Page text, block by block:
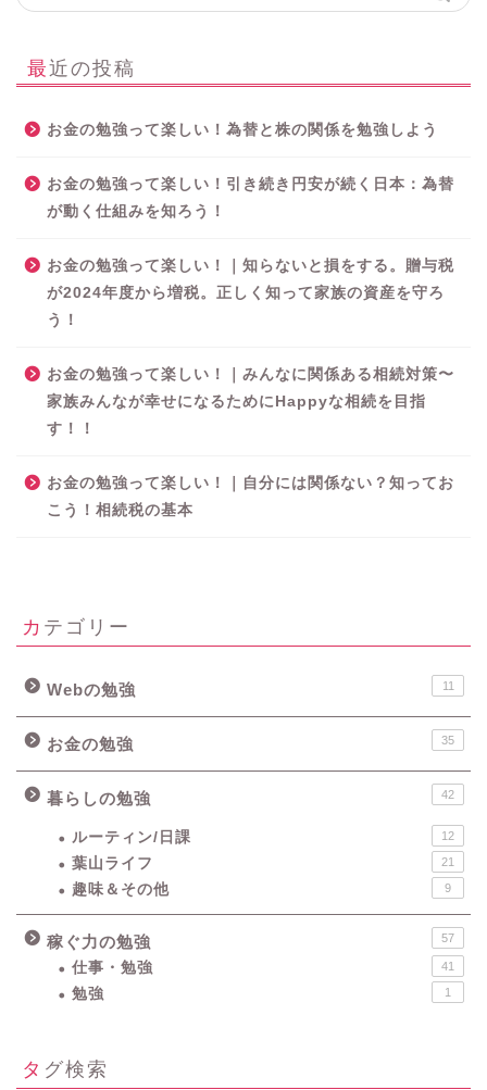
最近の投稿
お金の勉強って楽しい！為替と株の関係を勉強しよう
お金の勉強って楽しい！引き続き円安が続く日本：為替
が動く仕組みを知ろう！
お金の勉強って楽しい！｜知らないと損をする。贈与税
が2024年度から増税。正しく知って家族の資産を守ろ
う！
お金の勉強って楽しい！｜みんなに関係ある相続対策〜
家族みんなが幸せになるためにHappyな相続を目指
す！！
お金の勉強って楽しい！｜自分には関係ない？知ってお
こう！相続税の基本
カテゴリー
Webの勉強 11
お金の勉強 35
暮らしの勉強 42
ルーティン/日課 12
葉山ライフ 21
趣味＆その他 9
稼ぐ力の勉強 57
仕事・勉強 41
勉強 1
タグ検索